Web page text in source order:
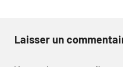
Laisser un